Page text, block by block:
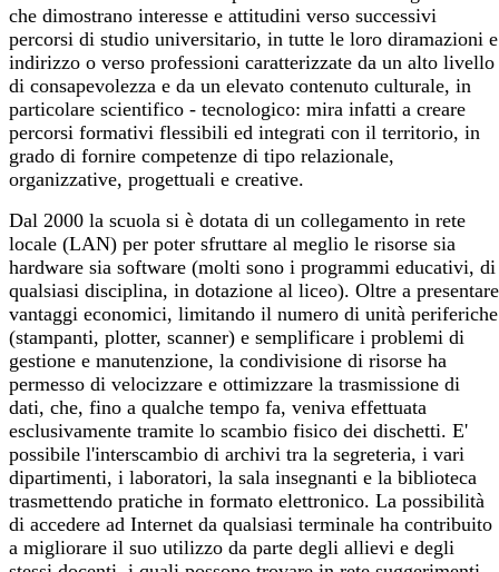
che dimostrano interesse e attitudini verso successivi
percorsi di studio universitario, in tutte le loro diramazioni e
indirizzo o verso professioni caratterizzate da un alto livello
di consapevolezza e da un elevato contenuto culturale, in
particolare scientifico - tecnologico: mira infatti a creare
percorsi formativi flessibili ed integrati con il territorio, in
grado di fornire competenze di tipo relazionale,
organizzative, progettuali e creative.
Dal 2000 la scuola si è dotata di un collegamento in rete
locale (LAN) per poter sfruttare al meglio le risorse sia
hardware sia software (molti sono i programmi educativi, di
qualsiasi disciplina, in dotazione al liceo). Oltre a presentare
vantaggi economici, limitando il numero di unità periferiche
(stampanti, plotter, scanner) e semplificare i problemi di
gestione e manutenzione, la condivisione di risorse ha
permesso di velocizzare e ottimizzare la trasmissione di
dati, che, fino a qualche tempo fa, veniva effettuata
esclusivamente tramite lo scambio fisico dei dischetti. E'
possibile l'interscambio di archivi tra la segreteria, i vari
dipartimenti, i laboratori, la sala insegnanti e la biblioteca
trasmettendo pratiche in formato elettronico. La possibilità
di accedere ad Internet da qualsiasi terminale ha contribuito
a migliorare il suo utilizzo da parte degli allievi e degli